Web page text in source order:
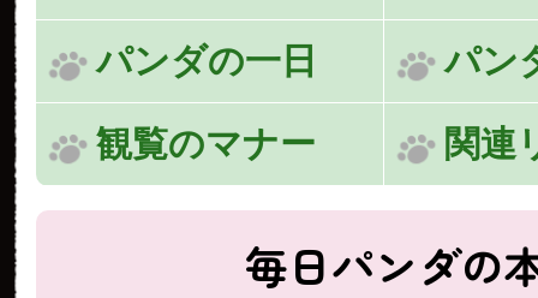
パンダの一日 パン
観覧のマナー 関連
毎日パンダの